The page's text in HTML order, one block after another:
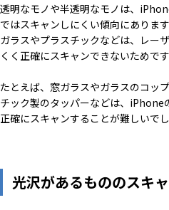
透明なモノや半透明なモノは、
ではスキャンしにくい傾向にあります
ガラスやプラスチックなどは、レー
くく正確にスキャンできないためです
たとえば、窓ガラスやガラスのコッ
チック製のタッパーなどは、iPhone
正確にスキャンすることが難しいでし
光沢があるもののスキ